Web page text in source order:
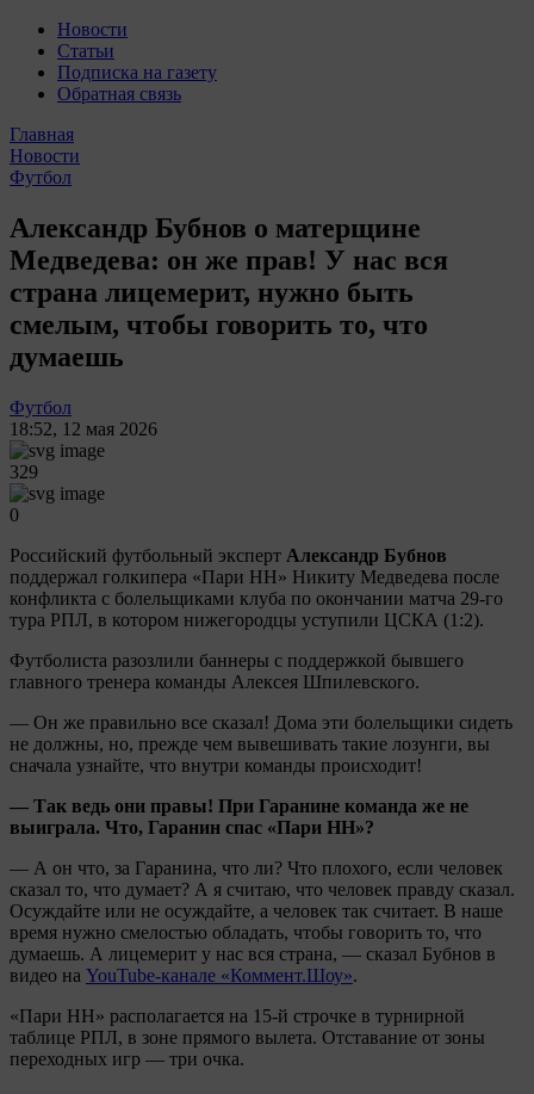
Новости
Статьи
Подписка на газету
Обратная связь
Главная
Новости
Футбол
Александр Бубнов о матерщине
Медведева: он же прав! У нас вся
страна лицемерит, нужно быть
смелым, чтобы говорить то, что
думаешь
Футбол
18:52, 12 мая 2026
329
0
Российский футбольный эксперт Александр Бубнов
поддержал голкипера «Пари НН» Никиту Медведева после
конфликта с болельщиками клуба по окончании матча 29-го
тура РПЛ, в котором нижегородцы уступили ЦСКА (1:2).
Футболиста разозлили баннеры с поддержкой бывшего
главного тренера команды Алексея Шпилевского.
— Он же правильно все сказал! Дома эти болельщики сидеть
не должны, но, прежде чем вывешивать такие лозунги, вы
сначала узнайте, что внутри команды происходит!
— Так ведь они правы! При Гаранине команда же не
выиграла. Что, Гаранин спас «Пари НН»?
— А он что, за Гаранина, что ли? Что плохого, если человек
сказал то, что думает? А я считаю, что человек правду сказал.
Осуждайте или не осуждайте, а человек так считает. В наше
время нужно смелостью обладать, чтобы говорить то, что
думаешь. А лицемерит у нас вся страна, — сказал Бубнов в
видео на YouTube-канале «Коммент.Шоу».
«Пари НН» располагается на 15-й строчке в турнирной
таблице РПЛ, в зоне прямого вылета. Отставание от зоны
переходных игр — три очка.